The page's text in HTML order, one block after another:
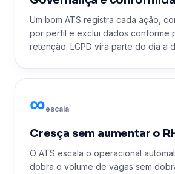
Um bom ATS registra cada ação,
por perfil e exclui dados conforme
retenção. LGPD vira parte do dia a
∞escala
Cresça sem aumentar o
O ATS escala o operacional
dobra o volume de vagas sem